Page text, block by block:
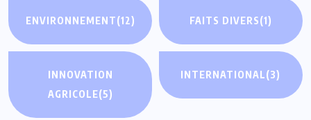
ENVIRONNEMENT(12) FAITS DIVERS(1)
INNOVATION
AGRICOLE(5)
INTERNATIONAL(3)